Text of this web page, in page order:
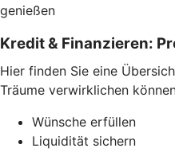
genießen
Kredit & Finanzieren:
Hier finden Sie eine
Träume verwirklichen
Wünsche erfüllen
Liquidität sichern